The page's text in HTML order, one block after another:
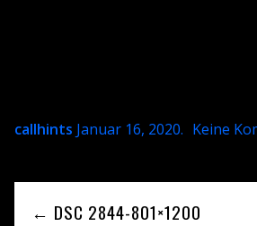
callhints Januar 16, 2020. Keine
← DSC 2844-801×1200